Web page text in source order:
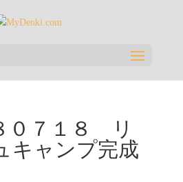
０７１８ リ
キャンプ完成